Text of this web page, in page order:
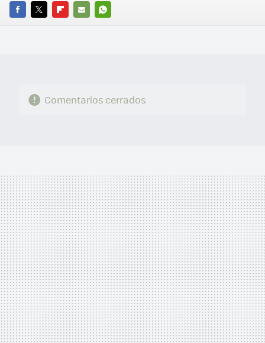
FACEBOOK
TWITTERFLIPBOARD
E-
WHATSAPP
Comentarios cerrados